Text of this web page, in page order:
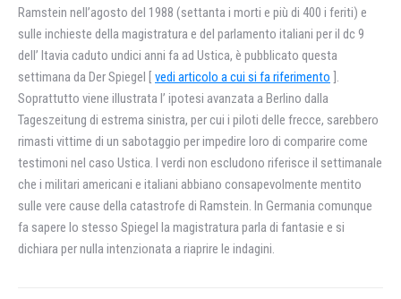
Ramstein nell’agosto del 1988 (settanta i morti e più di 400 i feriti) e
sulle inchieste della magistratura e del parlamento italiani per il dc 9
dell’ Itavia caduto undici anni fa ad Ustica, è pubblicato questa
settimana da Der Spiegel [ vedi articolo a cui si fa riferimento ].
Soprattutto viene illustrata l’ ipotesi avanzata a Berlino dalla
Tageszeitung di estrema sinistra, per cui i piloti delle frecce, sarebbero
rimasti vittime di un sabotaggio per impedire loro di comparire come
testimoni nel caso Ustica. I verdi non escludono riferisce il settimanale
che i militari americani e italiani abbiano consapevolmente mentito
sulle vere cause della catastrofe di Ramstein. In Germania comunque
fa sapere lo stesso Spiegel la magistratura parla di fantasie e si
dichiara per nulla intenzionata a riaprire le indagini.